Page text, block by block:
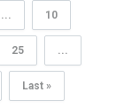
... 10
25 ...
Last »